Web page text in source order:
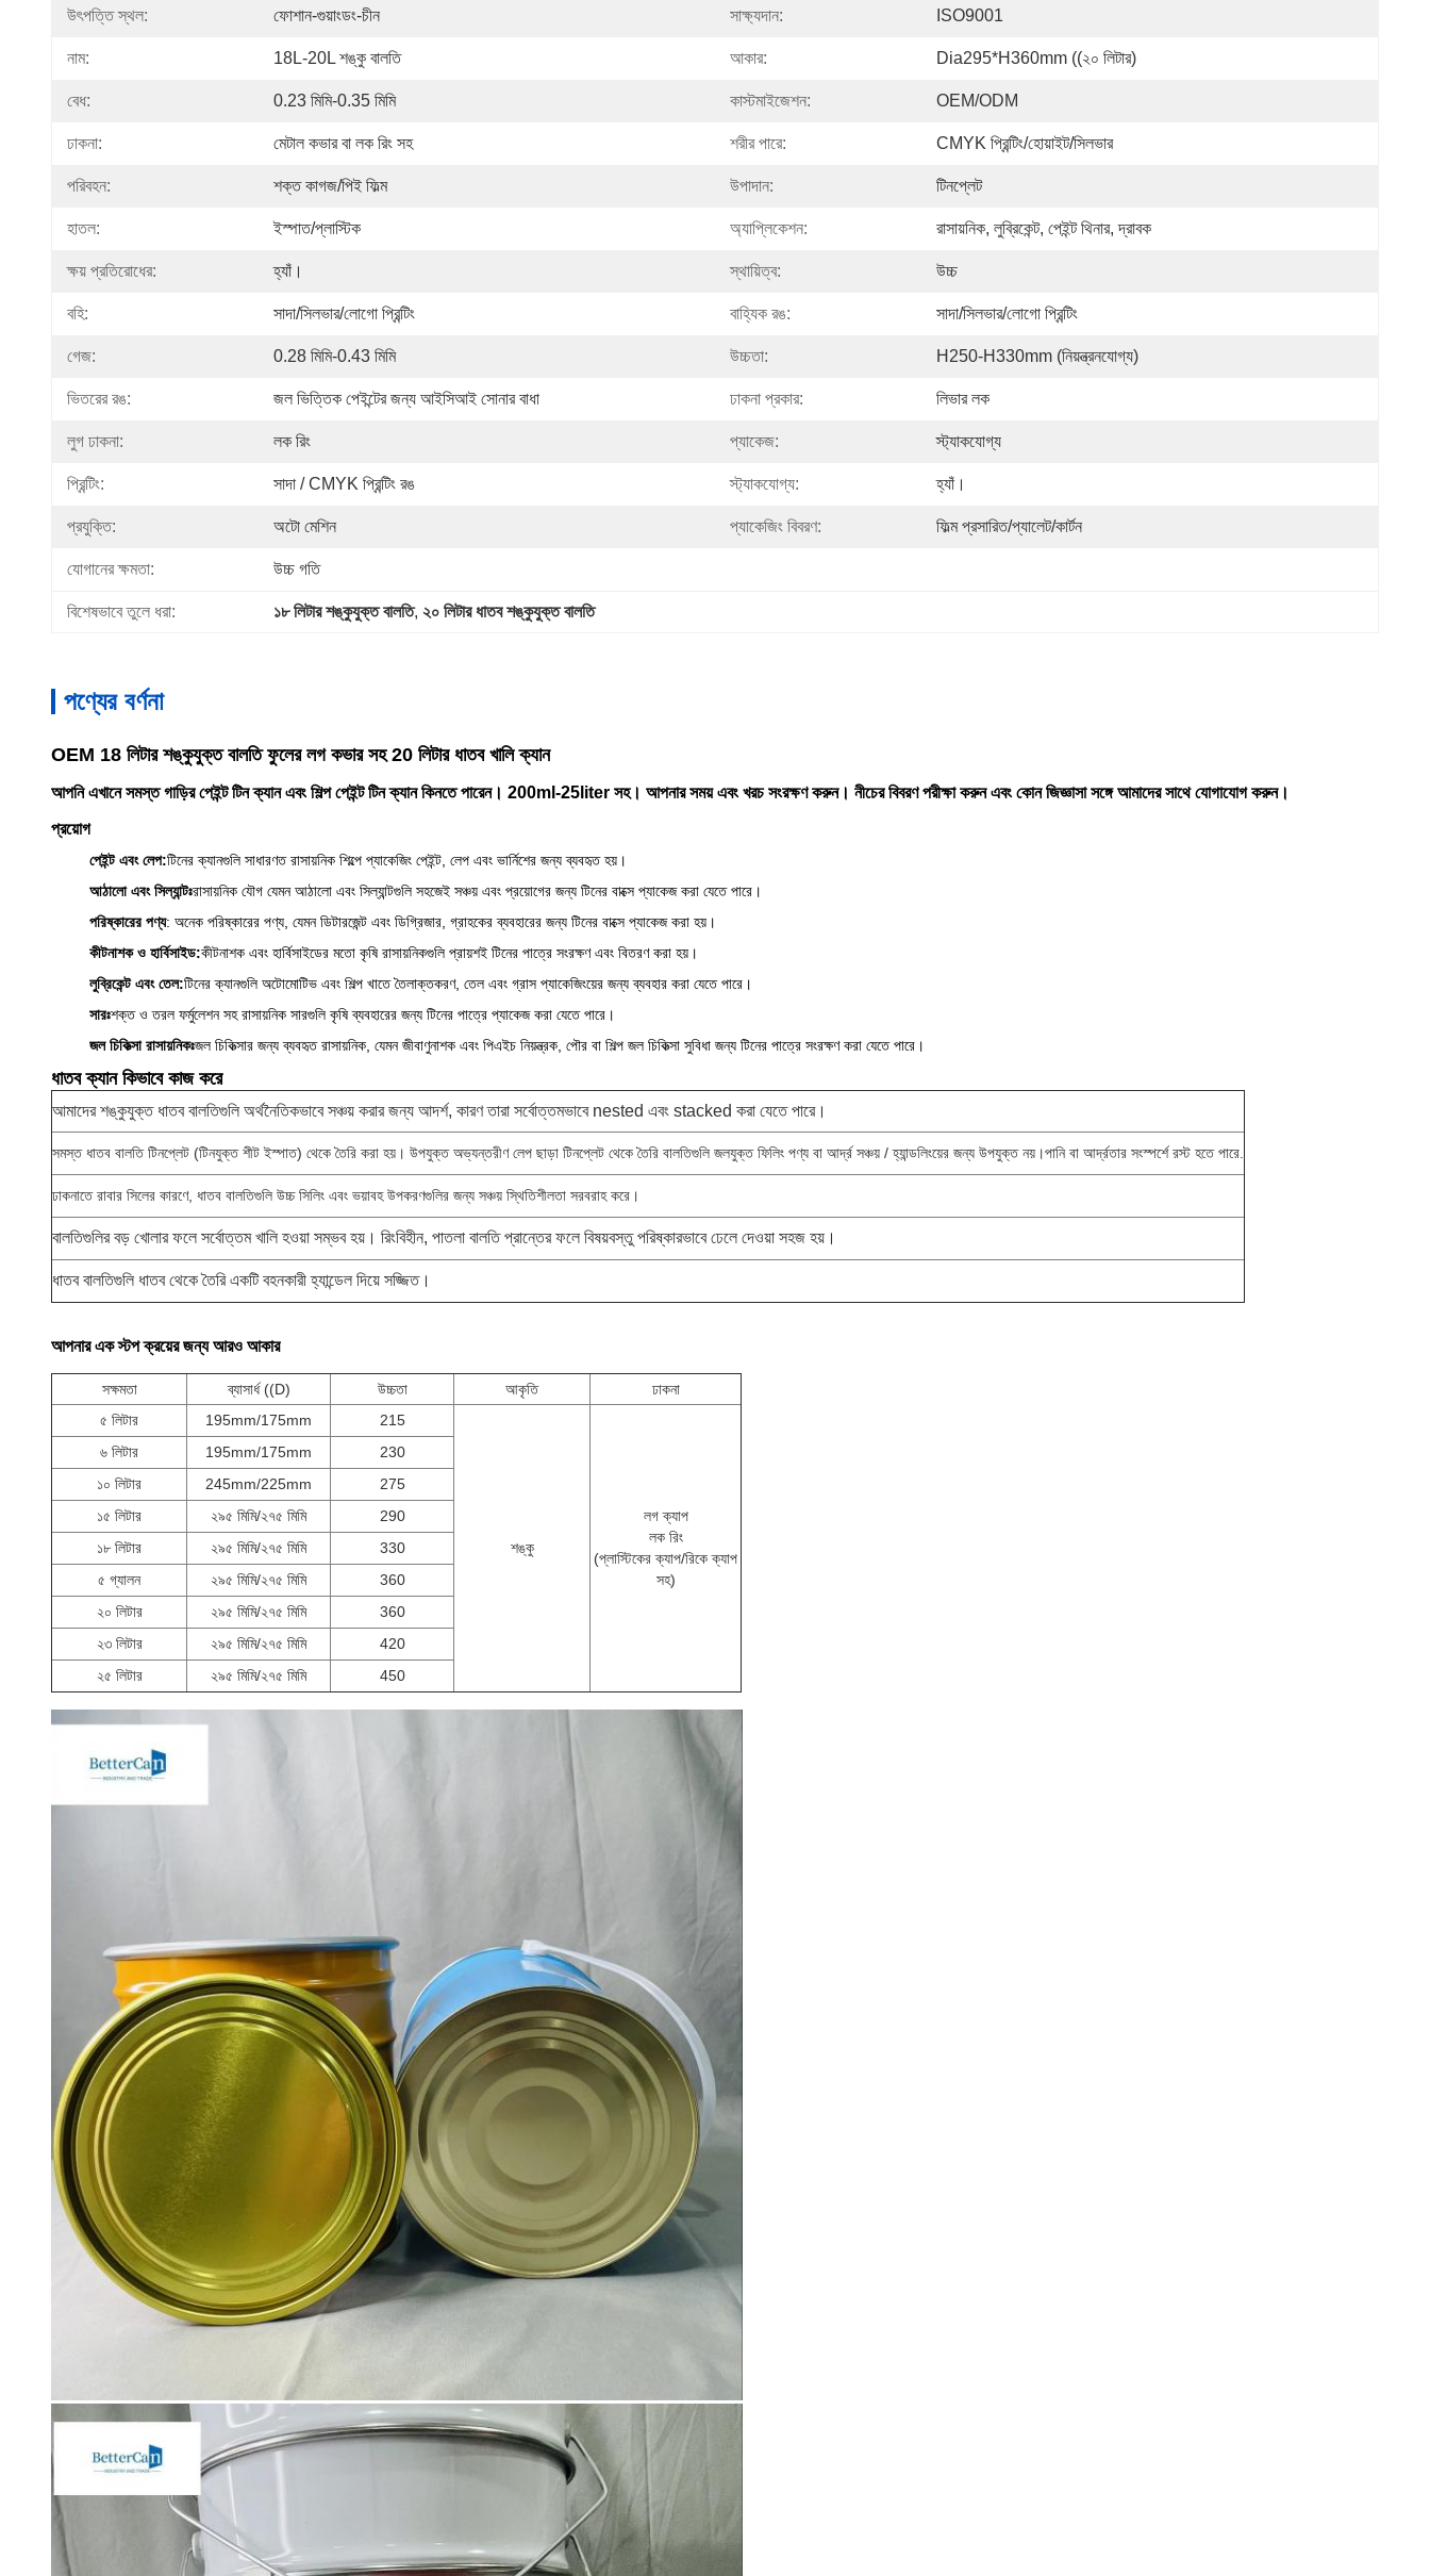
উৎপত্তি স্থল: ফোশান-গুয়াংডং-চীন সাক্ষ্যদান: ISO9001
নাম: 18L-20L শঙ্কু বালতি আকার: Dia295*H360mm ((২০ লিটার)
বেধ: 0.23 মিমি-0.35 মিমি কাস্টমাইজেশন: OEM/ODM
ঢাকনা: মেটাল কভার বা লক রিং সহ শরীর পারে: CMYK প্রিন্টিং/হোয়াইট/সিলভার
পরিবহন: শক্ত কাগজ/পিই ফিল্ম উপাদান: টিনপ্লেট
হাতল: ইস্পাত/প্লাস্টিক অ্যাপ্লিকেশন: রাসায়নিক, লুব্রিকেন্ট, পেইন্ট থিনার, দ্রাবক
ক্ষয় প্রতিরোধের: হ্যাঁ। স্থায়িত্ব: উচ্চ
বহি: সাদা/সিলভার/লোগো প্রিন্টিং বাহ্যিক রঙ: সাদা/সিলভার/লোগো প্রিন্টিং
গেজ: 0.28 মিমি-0.43 মিমি উচ্চতা: H250-H330mm (নিয়ন্ত্রনযোগ্য)
ভিতরের রঙ: জল ভিত্তিক পেইন্টের জন্য আইসিআই সোনার বাধা ঢাকনা প্রকার: লিভার লক
লুগ ঢাকনা: লক রিং প্যাকেজ: স্ট্যাকযোগ্য
প্রিন্টিং: সাদা / CMYK প্রিন্টিং রঙ স্ট্যাকযোগ্য: হ্যাঁ।
প্রযুক্তি: অটো মেশিন প্যাকেজিং বিবরণ: ফিল্ম প্রসারিত/প্যালেট/কার্টন
যোগানের ক্ষমতা: উচ্চ গতি
বিশেষভাবে তুলে ধরা: ১৮ লিটার শঙ্কুযুক্ত বালতি, ২০ লিটার ধাতব শঙ্কুযুক্ত বালতি
পণ্যের বর্ণনা
OEM 18 লিটার শঙ্কুযুক্ত বালতি ফুলের লগ কভার সহ 20 লিটার ধাতব খালি ক্যান
আপনি এখানে সমস্ত গাড়ির পেইন্ট টিন ক্যান এবং শিল্প পেইন্ট টিন ক্যান কিনতে পারেন। 200ml-25liter সহ। আপনার সময় এবং খরচ সংরক্ষণ করুন। নীচের বিবরণ পরীক্ষা করুন এবং কোন জিজ্ঞাসা সঙ্গে আমাদের সাথে যোগাযোগ করুন।
প্রয়োগ
পেইন্ট এবং লেপ:টিনের ক্যানগুলি সাধারণত রাসায়নিক শিল্পে প্যাকেজিং পেইন্ট, লেপ এবং ভার্নিশের জন্য ব্যবহৃত হয়।
আঠালো এবং সিল্যান্টঃরাসায়নিক যৌগ যেমন আঠালো এবং সিল্যান্টগুলি সহজেই সঞ্চয় এবং প্রয়োগের জন্য টিনের বাক্সে প্যাকেজ করা যেতে পারে।
পরিষ্কারের পণ্য: অনেক পরিষ্কারের পণ্য, যেমন ডিটারজেন্ট এবং ডিগ্রিজার, গ্রাহকের ব্যবহারের জন্য টিনের বাক্সে প্যাকেজ করা হয়।
কীটনাশক ও হার্বিসাইড:কীটনাশক এবং হার্বিসাইডের মতো কৃষি রাসায়নিকগুলি প্রায়শই টিনের পাত্রে সংরক্ষণ এবং বিতরণ করা হয়।
লুব্রিকেন্ট এবং তেল:টিনের ক্যানগুলি অটোমোটিভ এবং শিল্প খাতে তৈলাক্তকরণ, তেল এবং গ্রাস প্যাকেজিংয়ের জন্য ব্যবহার করা যেতে পারে।
সারঃশক্ত ও তরল ফর্মুলেশন সহ রাসায়নিক সারগুলি কৃষি ব্যবহারের জন্য টিনের পাত্রে প্যাকেজ করা যেতে পারে।
জল চিকিত্সা রাসায়নিকঃজল চিকিত্সার জন্য ব্যবহৃত রাসায়নিক, যেমন জীবাণুনাশক এবং পিএইচ নিয়ন্ত্রক, পৌর বা শিল্প জল চিকিত্সা সুবিধা জন্য টিনের পাত্রে সংরক্ষণ করা যেতে পারে।
ধাতব ক্যান কিভাবে কাজ করে
আমাদের শঙ্কুযুক্ত ধাতব বালতিগুলি অর্থনৈতিকভাবে সঞ্চয় করার জন্য আদর্শ, কারণ তারা সর্বোত্তমভাবে nested এবং stacked করা যেতে পারে।
সমস্ত ধাতব বালতি টিনপ্লেট (টিনযুক্ত শীট ইস্পাত) থেকে তৈরি করা হয়। উপযুক্ত অভ্যন্তরীণ লেপ ছাড়া টিনপ্লেট থেকে তৈরি বালতিগুলি জলযুক্ত ফিলিং পণ্য বা আর্দ্র সঞ্চয় / হ্যান্ডলিংয়ের জন্য উপযুক্ত নয়।পানি বা আর্দ্রতার সংস্পর্শে রস্ট হতে পারে.
ঢাকনাতে রাবার সিলের কারণে, ধাতব বালতিগুলি উচ্চ সিলিং এবং ভয়াবহ উপকরণগুলির জন্য সঞ্চয় স্থিতিশীলতা সরবরাহ করে।
বালতিগুলির বড় খোলার ফলে সর্বোত্তম খালি হওয়া সম্ভব হয়। রিংবিহীন, পাতলা বালতি প্রান্তের ফলে বিষয়বস্তু পরিষ্কারভাবে ঢেলে দেওয়া সহজ হয়।
ধাতব বালতিগুলি ধাতব থেকে তৈরি একটি বহনকারী হ্যান্ডেল দিয়ে সজ্জিত।
আপনার এক স্টপ ক্রয়ের জন্য আরও আকার
সক্ষমতা ব্যাসার্ধ ((D) উচ্চতা আকৃতি
ঢাকনা
৫ লিটার
195mm/175mm 215
শঙ্কু
লগ ক্যাপ
লক রিং
(প্লাস্টিকের ক্যাপ/রিকে ক্যাপ
সহ)
৬ লিটার 195mm/175mm
230
১০ লিটার
245mm/225mm
275
১৫ লিটার
২৯৫ মিমি/২৭৫ মিমি
290
১৮ লিটার
২৯৫ মিমি/২৭৫ মিমি
330
৫ গ্যালন
২৯৫ মিমি/২৭৫ মিমি
360
২০ লিটার
২৯৫ মিমি/২৭৫ মিমি
360
২৩ লিটার
২৯৫ মিমি/২৭৫ মিমি
420
২৫ লিটার
২৯৫ মিমি/২৭৫ মিমি 450